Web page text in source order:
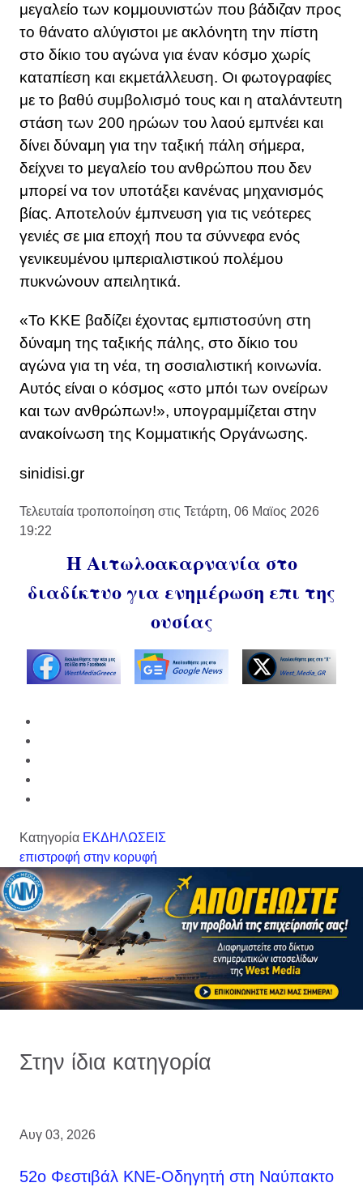
μεγαλείο των κομμουνιστών που βάδιζαν προς
το θάνατο αλύγιστοι με ακλόνητη την πίστη
στο δίκιο του αγώνα για έναν κόσμο χωρίς
καταπίεση και εκμετάλλευση. Οι φωτογραφίες
με το βαθύ συμβολισμό τους και η αταλάντευτη
στάση των 200 ηρώων του λαού εμπνέει και
δίνει δύναμη για την ταξική πάλη σήμερα,
δείχνει το μεγαλείο του ανθρώπου που δεν
μπορεί να τον υποτάξει κανένας μηχανισμός
βίας. Αποτελούν έμπνευση για τις νεότερες
γενιές σε μια εποχή που τα σύννεφα ενός
γενικευμένου ιμπεριαλιστικού πολέμου
πυκνώνουν απειλητικά.
«Το ΚΚΕ βαδίζει έχοντας εμπιστοσύνη στη
δύναμη της ταξικής πάλης, στο δίκιο του
αγώνα για τη νέα, τη σοσιαλιστική κοινωνία.
Αυτός είναι ο κόσμος «στο μπόι των ονείρων
και των ανθρώπων!», υπογραμμίζεται στην
ανακοίνωση της Κομματικής Οργάνωσης.
sinidisi.gr
Τελευταία τροποποίηση στις Τετάρτη, 06 Μαϊος 2026
19:22
Η Αιτωλοακαρνανία στο
διαδίκτυο για ενημέρωση επι της
ουσίας
Κατηγορία ΕΚΔΗΛΩΣΕΙΣ
επιστροφή στην κορυφή
Στην ίδια κατηγορία
Αυγ 03, 2026
52ο Φεστιβάλ ΚΝΕ-Οδηγητή στη Ναύπακτο